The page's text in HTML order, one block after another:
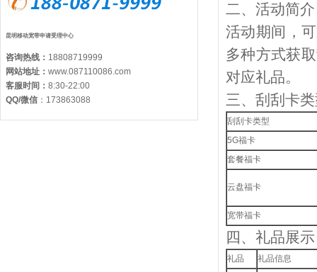
昆明移动宽带申请受理中心
咨询热线： 18808719999
网站地址： www.087110086.com
客服时间： 8:30-22:00
QQ/微信 ： 173863088
二、活动简
活动期间，
多种方式获
对应礼品。
三、刮刮卡
刮刮卡类型
5G福卡
套餐福卡
云盘福卡
宽带福卡
四、礼品展
礼品
礼品信息